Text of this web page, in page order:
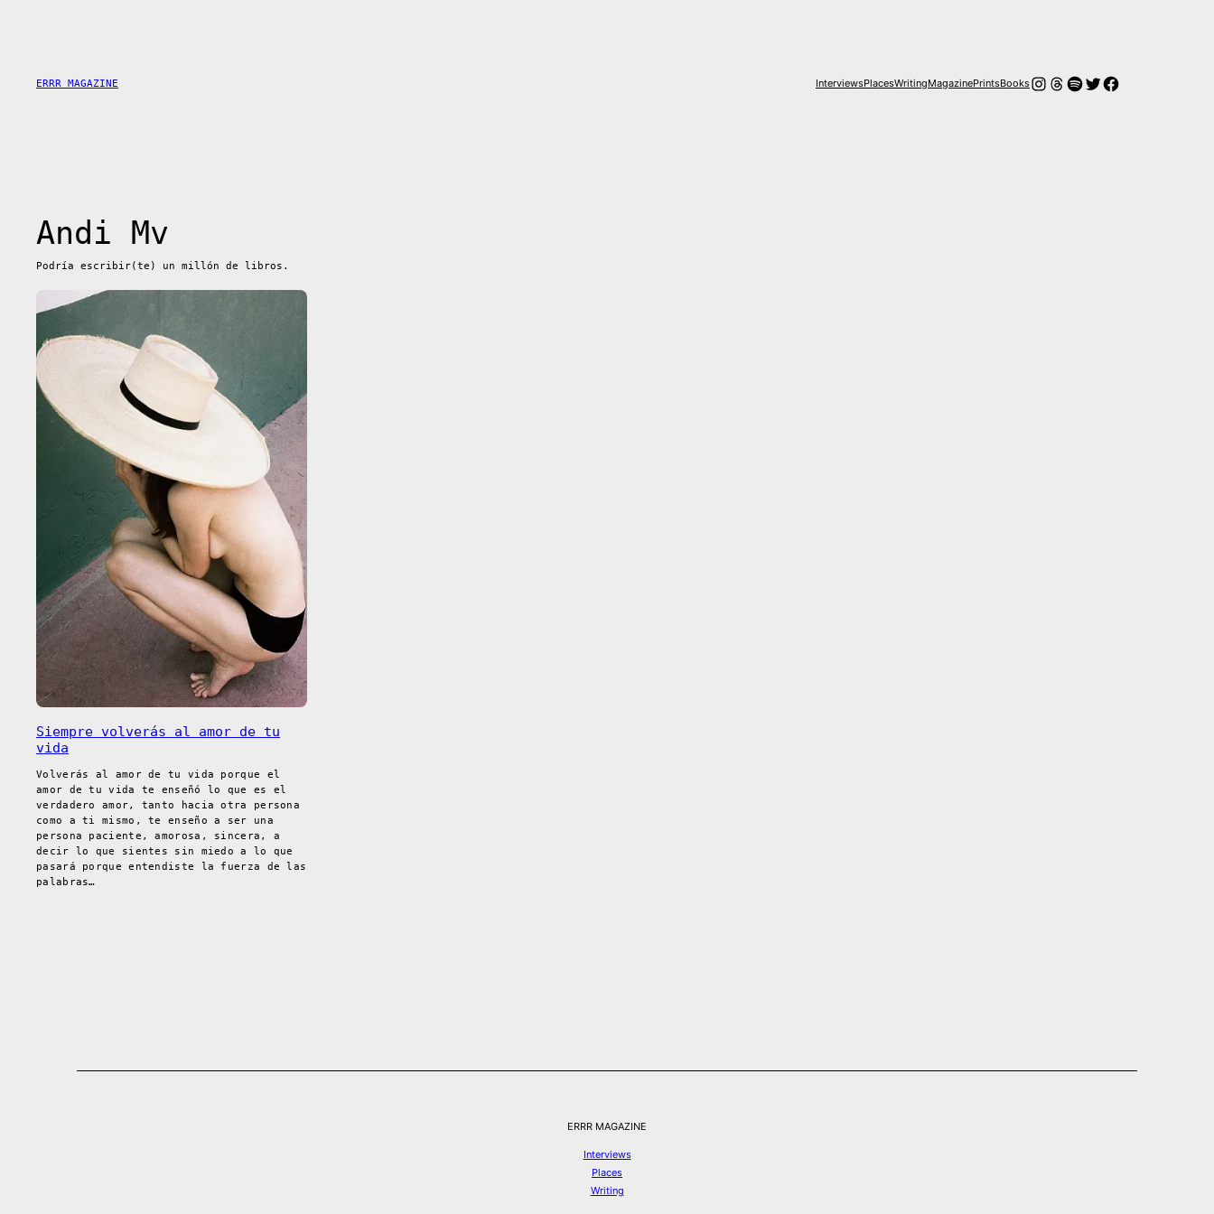
ERRR MAGAZINE InterviewsPlacesWritingMagazinePrintsBooksInstagram
Hilos
Spotify
Twitter
Facebook
Andi Mv
Podría escribir(te) un millón de libros.
Siempre volverás al amor de tu
vida
Volverás al amor de tu vida porque el
amor de tu vida te enseñó lo que es el
verdadero amor, tanto hacia otra persona
como a ti mismo, te enseño a ser una
persona paciente, amorosa, sincera, a
decir lo que sientes sin miedo a lo que
pasará porque entendiste la fuerza de las
palabras…
ERRR MAGAZINE
Interviews
Places
Writing